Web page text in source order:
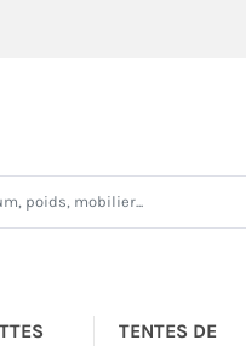
TENTES DE